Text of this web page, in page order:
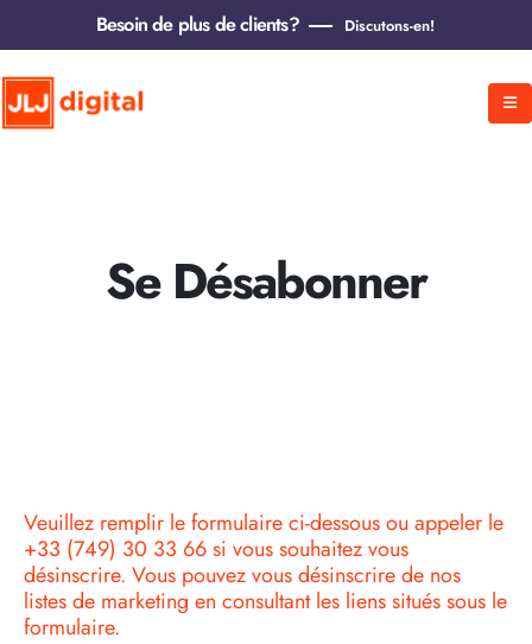
Besoin de plus de clients? Discutons-en!
Se Désabonner
Veuillez remplir le formulaire ci-dessous ou appeler le
+33 (749) 30 33 66 si vous souhaitez vous
désinscrire. Vous pouvez vous désinscrire de nos
listes de marketing en consultant les liens situés sous le
formulaire.